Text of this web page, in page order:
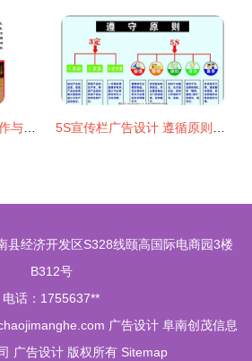
县经济开发区S328线颐高国际电商园3楼
B312号
电话：1755637**
广告设计 阜南创茂信息
广告设计 版权所有 Sitemap